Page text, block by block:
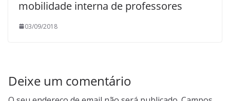
mobilidade interna de professores
03/09/2018
Deixe um comentário